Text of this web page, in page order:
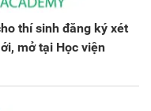
thí sinh đăng ký xét
mở tại Học viện